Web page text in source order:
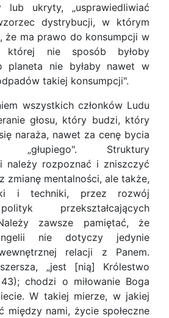
ukryty, „usprawiedliwiać
dystrybucji, w którym
że ma prawo do konsumpcji w
której nie sposób byłoby
planeta nie byłaby nawet w
takiej konsumpcji".
wszystkich członków Ludu
głosu, który budzi, który
naraża, nawet za cenę bycia
Struktury
należy rozpoznać i zniszczyć
zmianę mentalności, ale także,
i techniki, przez rozwój
przekształcających
zawsze pamiętać, że
nie dotyczy jedynie
relacji z Panem.
„jest [nią] Królestwo
chodzi o miłowanie Boga
W takiej mierze, w jakiej
między nami, życie społeczne